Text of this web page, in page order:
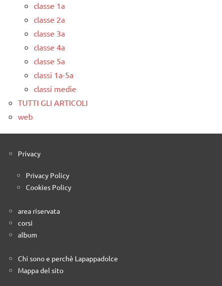
classe 1a
classe 2a
classe 3a
classe 4a
classe 5a
classi 1a-5a
classi medie
TUTTI GLI ARTICOLI
web
Privacy
Privacy Policy
Cookies Policy
area riservata
corsi
album
Chi sono e perchè Lapappadolce
Mappa del sito